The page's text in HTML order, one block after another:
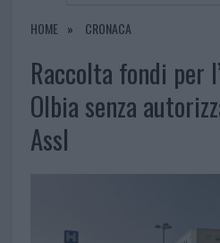
HOME CRONACA
Raccolta fondi per
Olbia senza
Assl